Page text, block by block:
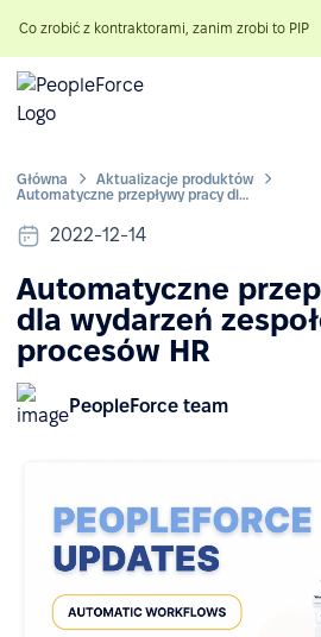
Co zrobić z kontraktorami, zanim zrobi to PIP
Główna
Aktualizacje produktów
Automatyczne przepływy pracy dla wydarzeń zespołowych i procesów HR
2022-12-14
Automatyczne
dla wydarzeń
procesów HR
PeopleForce team